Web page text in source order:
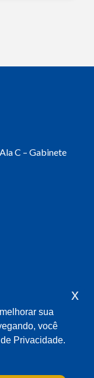
C – Gabinete
sua
você
Privacidade.
x